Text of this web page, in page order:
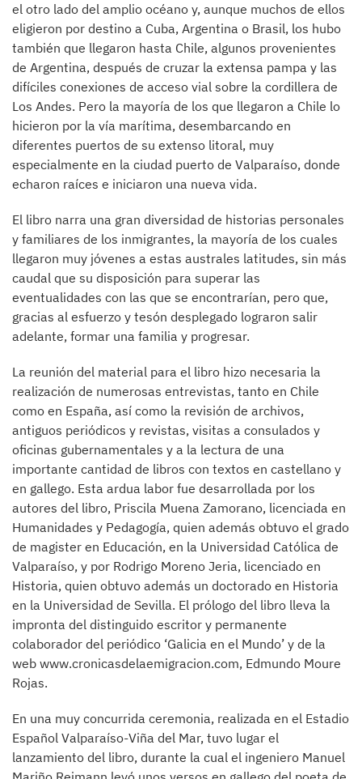
el otro lado del amplio océano y, aunque muchos de ellos
eligieron por destino a Cuba, Argentina o Brasil, los hubo
también que llegaron hasta Chile, algunos provenientes
de Argentina, después de cruzar la extensa pampa y las
difíciles conexiones de acceso vial sobre la cordillera de
Los Andes. Pero la mayoría de los que llegaron a Chile lo
hicieron por la vía marítima, desembarcando en
diferentes puertos de su extenso litoral, muy
especialmente en la ciudad puerto de Valparaíso, donde
echaron raíces e iniciaron una nueva vida.
El libro narra una gran diversidad de historias personales
y familiares de los inmigrantes, la mayoría de los cuales
llegaron muy jóvenes a estas australes latitudes, sin más
caudal que su disposición para superar las
eventualidades con las que se encontrarían, pero que,
gracias al esfuerzo y tesón desplegado lograron salir
adelante, formar una familia y progresar.
La reunión del material para el libro hizo necesaria la
realización de numerosas entrevistas, tanto en Chile
como en España, así como la revisión de archivos,
antiguos periódicos y revistas, visitas a consulados y
oficinas gubernamentales y a la lectura de una
importante cantidad de libros con textos en castellano y
en gallego. Esta ardua labor fue desarrollada por los
autores del libro, Priscila Muena Zamorano, licenciada en
Humanidades y Pedagogía, quien además obtuvo el grado
de magister en Educación, en la Universidad Católica de
Valparaíso, y por Rodrigo Moreno Jeria, licenciado en
Historia, quien obtuvo además un doctorado en Historia
en la Universidad de Sevilla. El prólogo del libro lleva la
impronta del distinguido escritor y permanente
colaborador del periódico ‘Galicia en el Mundo’ y de la
web www.cronicasdelaemigracion.com, Edmundo Moure
Rojas.
En una muy concurrida ceremonia, realizada en el Estadio
Español Valparaíso-Viña del Mar, tuvo lugar el
lanzamiento del libro, durante la cual el ingeniero Manuel